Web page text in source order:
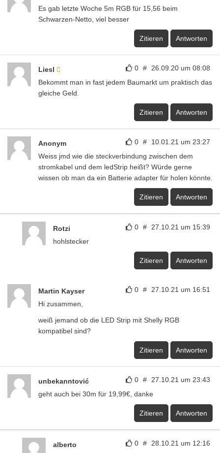
Es gab letzte Woche 5m RGB für 15,56 beim
Schwarzen-Netto, viel besser
Zitieren Antworten
0 # 26.09.20 um 08:08
Liesl
Bekommt man in fast jedem Baumarkt um praktisch das
gleiche Geld.
Zitieren Antworten
0 # 10.01.21 um 23:27
Anonym
Weiss jmd wie die steckverbindung zwischen dem
stromkabel und dem ledStrip heißt? Würde gerne
wissen ob man da ein Batterie adapter für holen könnte.
Zitieren Antworten
0 # 27.10.21 um 15:39
Rotzi
hohlstecker
Zitieren Antworten
0 # 27.10.21 um 16:51
Martin Kayser
Hi zusammen,
weiß jemand ob die LED Strip mit Shelly RGB
kompatibel sind?
Zitieren Antworten
0 # 27.10.21 um 23:43
unbekanntović
geht auch bei 30m für 19,99€, danke
Zitieren Antworten
0 # 28.10.21 um 12:16
alberto